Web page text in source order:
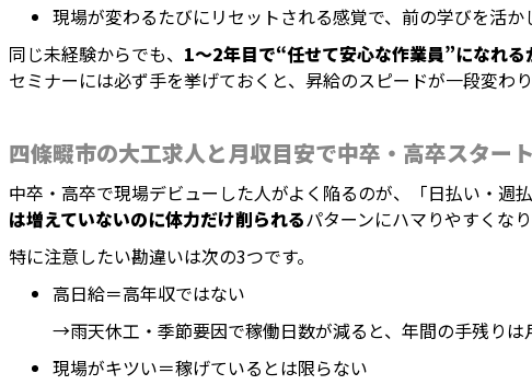
現場が変わるたびにリセットされる感覚で、前の学びを活か
同じ未経験からでも、 1〜2年目で“任せて安心な作業員”になれる
セミナーには必ず手を挙げておくと、昇給のスピードが一段変わり
四條畷市の大工求人と月収目安で中卒・高卒スター
中卒・高卒で現場デビューした人がよく陥るのが、「日払い・週
は増えていないのに体力だけ削られるパターンにハマりやすくなり
特に注意したい勘違いは次の3つです。
高日給＝高年収ではない
→雨天休工・季節要因で稼働日数が減ると、年間の手残りは
現場がキツい＝稼げているとは限らない